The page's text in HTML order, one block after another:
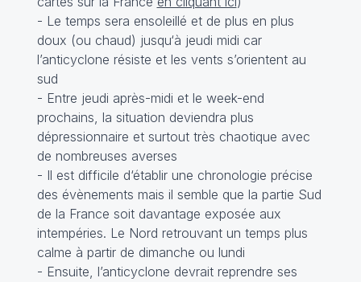
- Le temps sera ensoleillé et de plus en plus
doux (ou chaud) jusqu‘à jeudi midi car
l’anticyclone résiste et les vents s’orientent au
sud
- Entre jeudi après-midi et le week-end
prochains, la situation deviendra plus
dépressionnaire et surtout très chaotique avec
de nombreuses averses
- Il est difficile d‘établir une chronologie précise
des évènements mais il semble que la partie Sud
de la France soit davantage exposée aux
intempéries. Le Nord retrouvant un temps plus
calme à partir de dimanche ou lundi
- Ensuite, l’anticyclone devrait reprendre ses